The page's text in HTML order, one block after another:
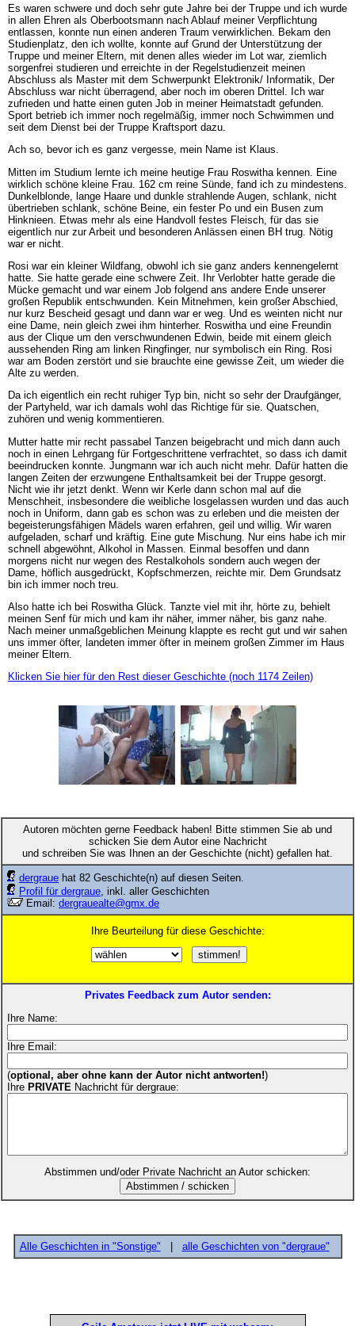
Es waren schwere und doch sehr gute Jahre bei der Truppe und ich wurde
in allen Ehren als Oberbootsmann nach Ablauf meiner Verpflichtung
entlassen, konnte nun einen anderen Traum verwirklichen. Bekam den
Studienplatz, den ich wollte, konnte auf Grund der Unterstützung der
Truppe und meiner Eltern, mit denen alles wieder im Lot war, ziemlich
sorgenfrei studieren und erreichte in der Regelstudienzeit meinen
Abschluss als Master mit dem Schwerpunkt Elektronik/ Informatik, Der
Abschluss war nicht überragend, aber noch im oberen Drittel. Ich war
zufrieden und hatte einen guten Job in meiner Heimatstadt gefunden.
Sport betrieb ich immer noch regelmäßig, immer noch Schwimmen und
seit dem Dienst bei der Truppe Kraftsport dazu.
Ach so, bevor ich es ganz vergesse, mein Name ist Klaus.
Mitten im Studium lernte ich meine heutige Frau Roswitha kennen. Eine
wirklich schöne kleine Frau. 162 cm reine Sünde, fand ich zu mindestens.
Dunkelblonde, lange Haare und dunkle strahlende Augen, schlank, nicht
übertrieben schlank, schöne Beine, ein fester Po und ein Busen zum
Hinknieen. Etwas mehr als eine Handvoll festes Fleisch, für das sie
eigentlich nur zur Arbeit und besonderen Anlässen einen BH trug. Nötig
war er nicht.
Rosi war ein kleiner Wildfang, obwohl ich sie ganz anders kennengelernt
hatte. Sie hatte gerade eine schwere Zeit. Ihr Verlobter hatte gerade die
Mücke gemacht und war einem Job folgend ans andere Ende unserer
großen Republik entschwunden. Kein Mitnehmen, kein großer Abschied,
nur kurz Bescheid gesagt und dann war er weg. Und es weinten nicht nur
eine Dame, nein gleich zwei ihm hinterher. Roswitha und eine Freundin
aus der Clique um den verschwundenen Edwin, beide mit einem gleich
aussehenden Ring am linken Ringfinger, nur symbolisch ein Ring. Rosi
war am Boden zerstört und sie brauchte eine gewisse Zeit, um wieder die
Alte zu werden.
Da ich eigentlich ein recht ruhiger Typ bin, nicht so sehr der Draufgänger,
der Partyheld, war ich damals wohl das Richtige für sie. Quatschen,
zuhören und wenig kommentieren.
Mutter hatte mir recht passabel Tanzen beigebracht und mich dann auch
noch in einen Lehrgang für Fortgeschrittene verfrachtet, so dass ich damit
beeindrucken konnte. Jungmann war ich auch nicht mehr. Dafür hatten die
langen Zeiten der erzwungene Enthaltsamkeit bei der Truppe gesorgt.
Nicht wie ihr jetzt denkt. Wenn wir Kerle dann schon mal auf die
Menschheit, insbesondere die weibliche losgelassen wurden und das auch
noch in Uniform, dann gab es schon was zu erleben und die meisten der
begeisterungsfähigen Mädels waren erfahren, geil und willig. Wir waren
aufgeladen, scharf und kräftig. Eine gute Mischung. Nur eins habe ich mir
schnell abgewöhnt, Alkohol in Massen. Einmal besoffen und dann
morgens nicht nur wegen des Restalkohols sondern auch wegen der
Dame, höflich ausgedrückt, Kopfschmerzen, reichte mir. Dem Grundsatz
bin ich immer noch treu.
Also hatte ich bei Roswitha Glück. Tanzte viel mit ihr, hörte zu, behielt
meinen Senf für mich und kam ihr näher, immer näher, bis ganz nahe.
Nach meiner unmaßgeblichen Meinung klappte es recht gut und wir sahen
uns immer öfter, landeten immer öfter in meinem großen Zimmer im Haus
meiner Eltern.
Klicken Sie hier für den Rest dieser Geschichte (noch 1174 Zeilen)
Autoren möchten gerne Feedback haben! Bitte stimmen Sie ab und
schicken Sie dem Autor eine Nachricht
und schreiben Sie was Ihnen an der Geschichte (nicht) gefallen hat.
dergraue hat 82 Geschichte(n) auf diesen Seiten.
Profil für dergraue, inkl. aller Geschichten
Email: dergrauealte@gmx.de
Ihre Beurteilung für diese Geschichte:
Privates Feedback zum Autor senden:
Ihre Name:
Ihre Email:
(optional, aber ohne kann der Autor nicht antworten!)
Ihre PRIVATE Nachricht für dergraue:
Abstimmen und/oder Private Nachricht an Autor schicken:
Alle Geschichten in "Sonstige" alle Geschichten von "dergraue"